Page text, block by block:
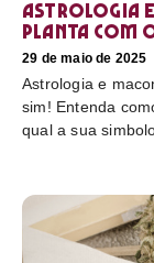
Astrologia e
planta com
29 de maio de 2025
Astrologia e
sim! Entenda
qual a sua